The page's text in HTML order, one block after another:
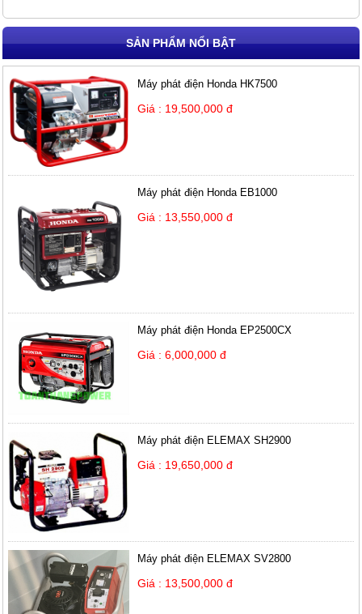
SẢN PHẨM NỔI BẬT
Máy phát điện Honda HK7500
Giá : 19,500,000 đ
Máy phát điện Honda EB1000
Giá : 13,550,000 đ
Máy phát điện Honda EP2500CX
Giá : 6,000,000 đ
Máy phát điện ELEMAX SH2900
Giá : 19,650,000 đ
Máy phát điện ELEMAX SV2800
Giá : 13,500,000 đ